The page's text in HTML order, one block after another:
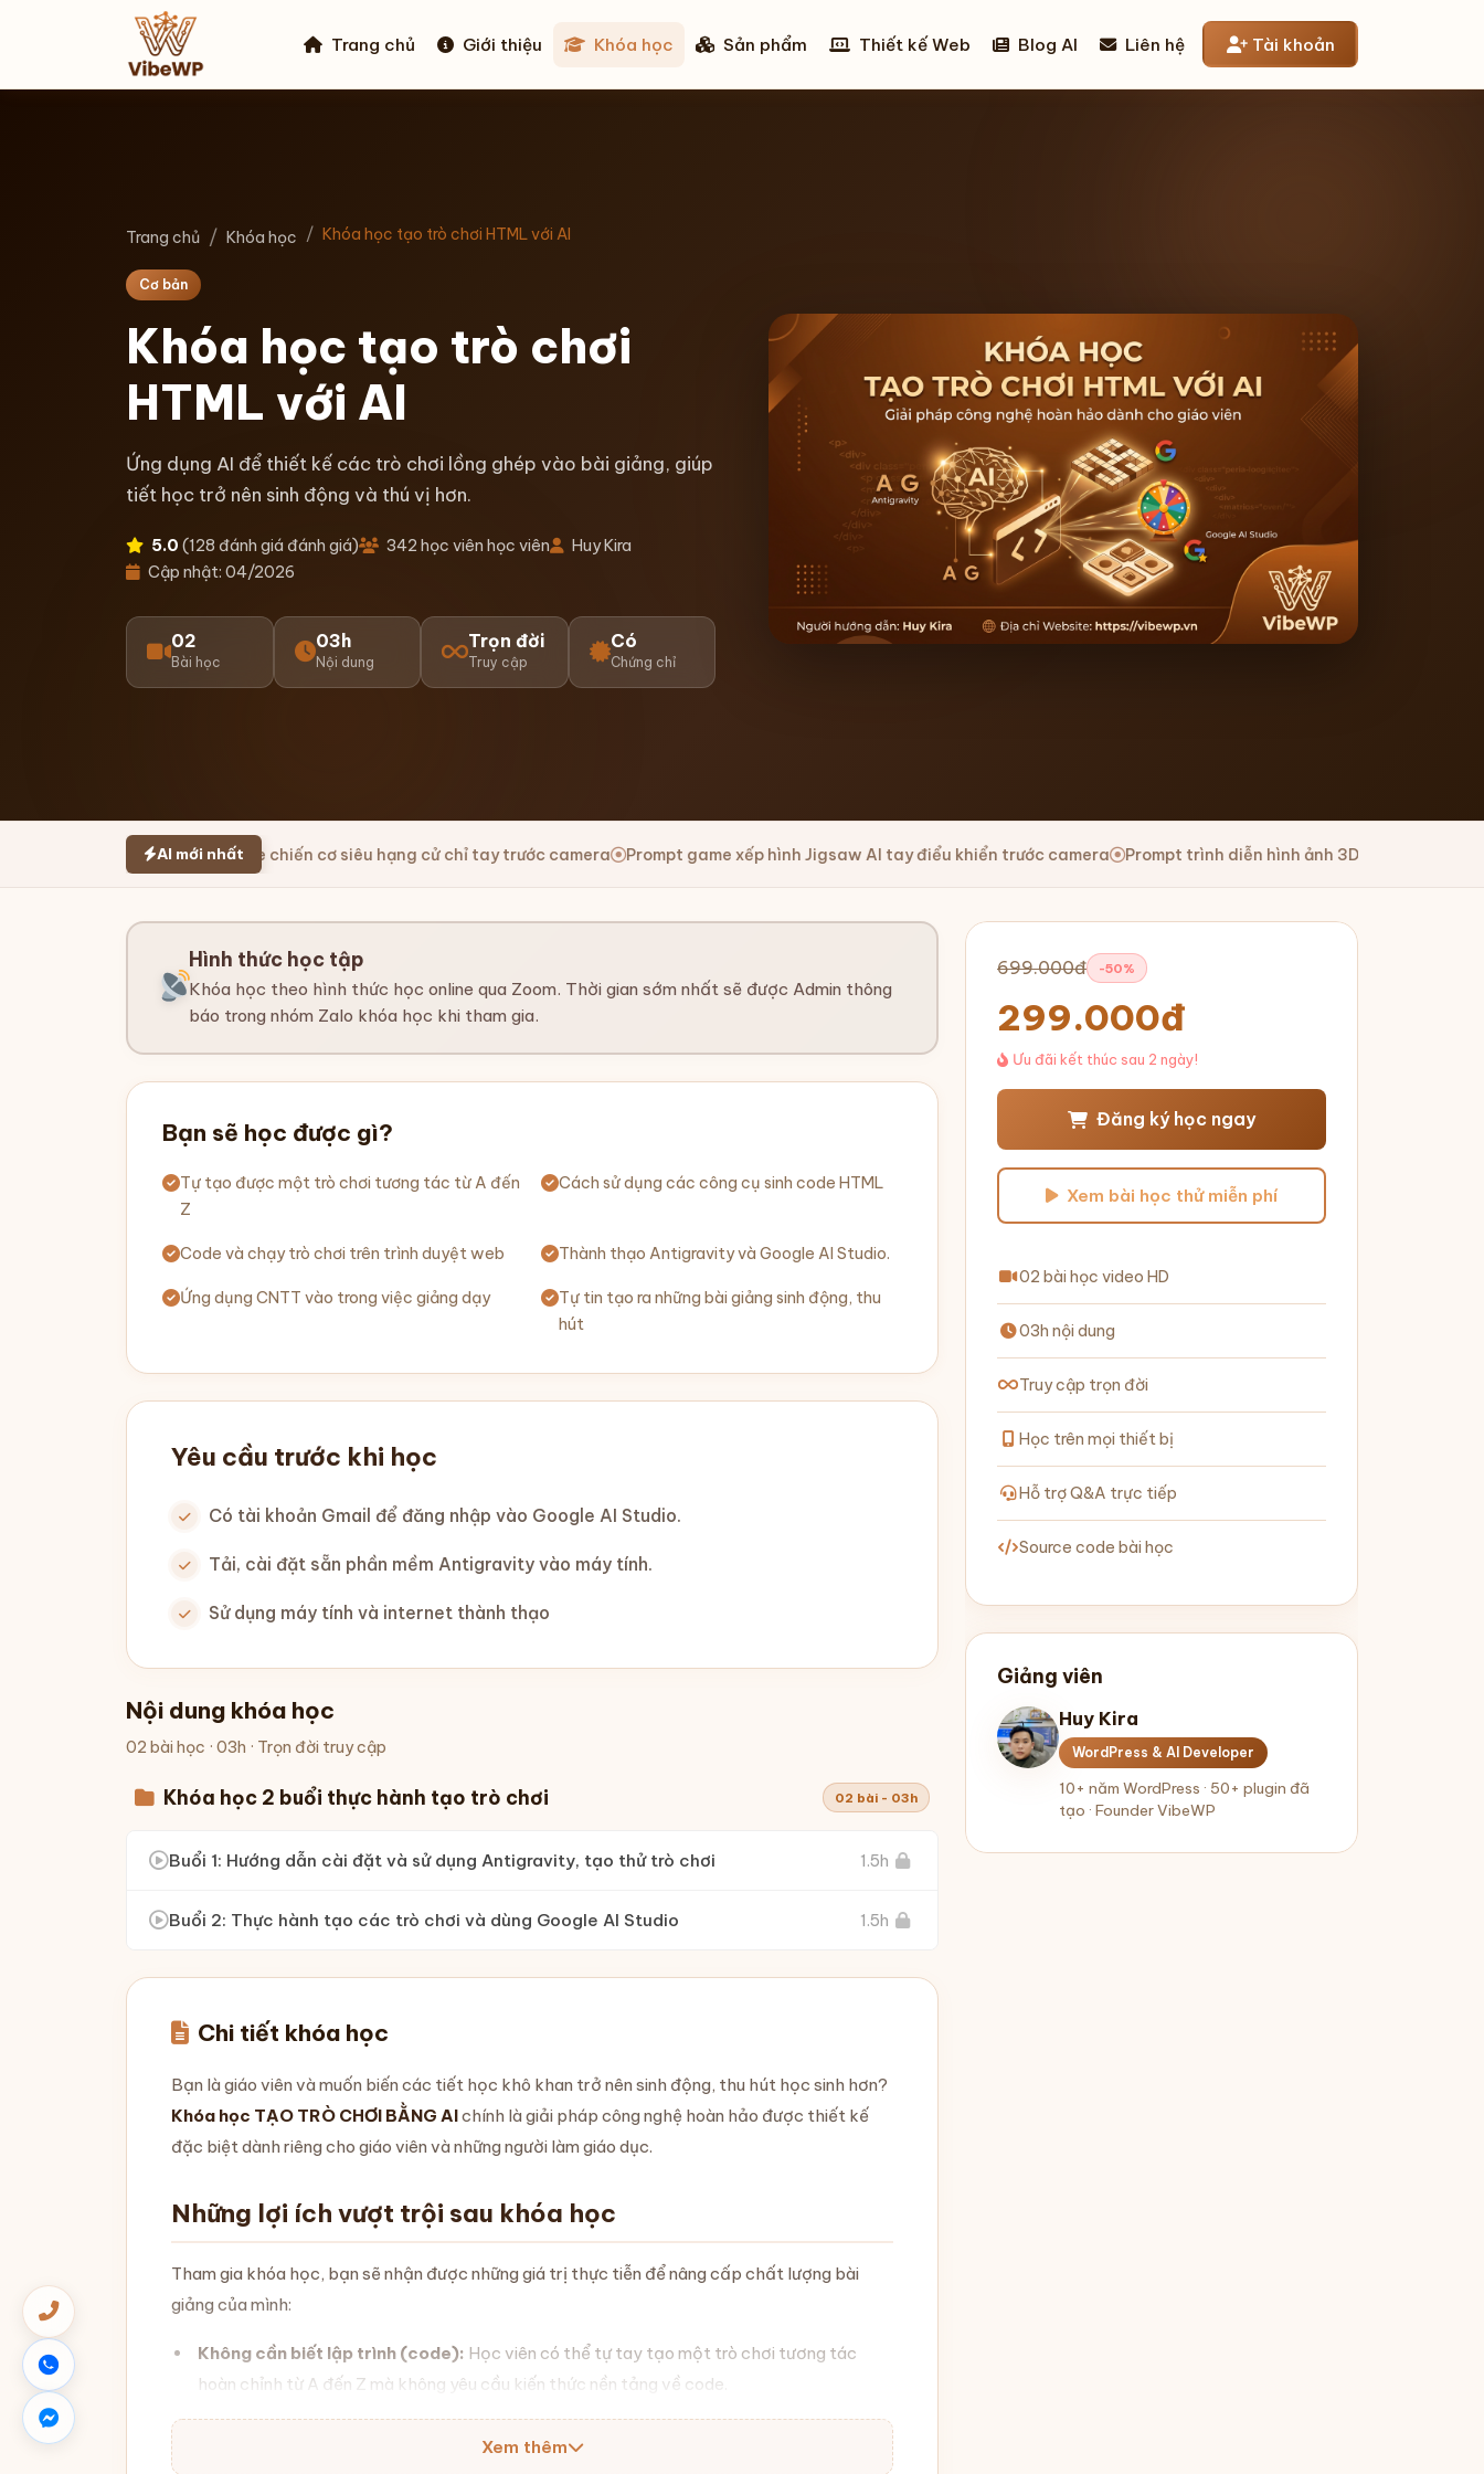
Trang chủ Giới thiệu Khóa học Sản phẩm Thiết kế Web Blog AI Liên hệ Tài khoản
Trang chủ Khóa học Khóa học tạo trò chơi HTML với AI
Cơ bản
Khóa học tạo trò chơi
HTML với AI
Ứng dụng AI để thiết kế các trò chơi lồng ghép vào bài giảng, giúp
tiết học trở nên sinh động và thú vị hơn.
5.0 (128 đánh giá đánh giá) 342 học viên học viên
Huy Kira
Cập nhật: 04/2026
02
Bài học
03h
Nội dung
Trọn đời
Truy cập
Có
Chứng chỉ
AI mới nhất
Prompt game chiến cơ siêu hạng cử chỉ tay trước camera Prompt game xếp hình Jigsaw AI tay điểu khiển trước camera Prompt trình diễn hình ảnh 3D bằng tay trước camera
Hình thức học tập
Khóa học theo hình thức học online qua Zoom. Thời gian sớm nhất sẽ được Admin thông
báo trong nhóm Zalo khóa học khi tham gia.
Bạn sẽ học được gì?
Tự tạo được một trò chơi tương tác từ A đến
Z
Cách sử dụng các công cụ sinh code HTML
Code và chạy trò chơi trên trình duyệt web Thành thạo Antigravity và Google AI Studio.
Ứng dụng CNTT vào trong việc giảng dạy
Tự tin tạo ra những bài giảng sinh động, thu
hút
Yêu cầu trước khi học
Có tài khoản Gmail để đăng nhập vào Google AI Studio.
Tải, cài đặt sẵn phần mềm Antigravity vào máy tính.
Sử dụng máy tính và internet thành thạo
Nội dung khóa học
02 bài học · 03h · Trọn đời truy cập
Khóa học 2 buổi thực hành tạo trò chơi 02 bài - 03h
Buổi 1: Hướng dẫn cài đặt và sử dụng Antigravity, tạo thử trò chơi 1.5h
Buổi 2: Thực hành tạo các trò chơi và dùng Google AI Studio 1.5h
Chi tiết khóa học
Bạn là giáo viên và muốn biến các tiết học khô khan trở nên sinh động, thu hút học sinh hơn?
Khóa học TẠO TRÒ CHƠI BẰNG AIchính là giải pháp công nghệ hoàn hảo được thiết kế
đặc biệt dành riêng cho giáo viên và những người làm giáo dục.
Những lợi ích vượt trội sau khóa học
Tham gia khóa học, bạn sẽ nhận được những giá trị thực tiễn để nâng cấp chất lượng bài
giảng của mình:
Không cần biết lập trình (code): Học viên có thể tự tay tạo một trò chơi tương tác
hoàn chỉnh từ A đến Z mà không yêu cầu kiến thức nền tảng về code.
Thành thạo công cụ AI:Nắm vững nguyên lý sinh code HTML và sử dụng thành thạo hai
Google AI Studio
Xem thêm
699.000đ -50%
299.000đ
Ưu đãi kết thúc sau 2 ngày!
Đăng ký học ngay
Xem bài học thử miễn phí
02 bài học video HD
03h nội dung
Truy cập trọn đời
Học trên mọi thiết bị
Hỗ trợ Q&A trực tiếp
Source code bài học
Giảng viên
Huy Kira
WordPress & AI Developer
10+ năm WordPress · 50+ plugin đã
tạo · Founder VibeWP